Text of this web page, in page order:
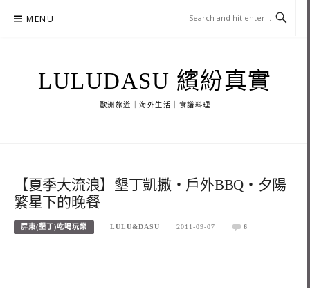
MENU
LULUDASU 繽紛真實
歐洲旅遊｜海外生活｜食譜料理
【夏季大流浪】墾丁凱撒‧戶外BBQ‧夕陽
繁星下的晚餐
屏東(墾丁)吃喝玩樂 LULU&DASU 2011-09-07 6